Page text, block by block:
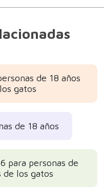
de 18 años
gatos
de 18 años
para personas de
de los gatos